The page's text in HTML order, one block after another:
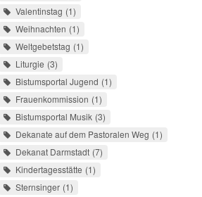
Valentinstag 1
Weihnachten 1
Weltgebetstag 1
Liturgie 3
Bistumsportal Jugend 1
Frauenkommission 1
Bistumsportal Musik 3
Dekanate auf dem Pastoralen Weg 1
Dekanat Darmstadt 7
Kindertagesstätte 1
Sternsinger 1